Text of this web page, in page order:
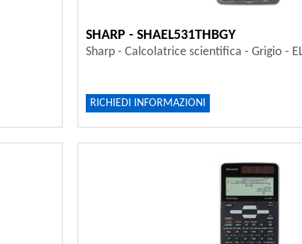
SHARP - SHAEL531THBGY
Sharp - Calcolatrice scientifica - Grigio -
RICHIEDI INFORMAZIONI